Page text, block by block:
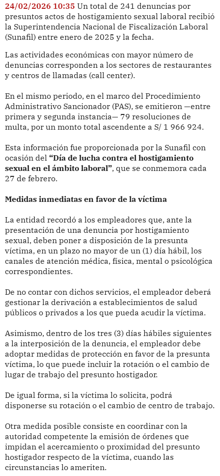
24/02/2026 10:35 Un total de 241 denuncias por
presuntos actos de hostigamiento sexual laboral recibió
la Superintendencia Nacional de Fiscalización Laboral
(Sunafil) entre enero de 2025 y la fecha.
Las actividades económicas con mayor número de
denuncias corresponden a los sectores de restaurantes
y centros de llamadas (call center).
En el mismo periodo, en el marco del Procedimiento
Administrativo Sancionador (PAS), se emitieron —entre
primera y segunda instancia— 79 resoluciones de
multa, por un monto total ascendente a S/ 1 966 924.
Esta información fue proporcionada por la Sunafil con
ocasión del“Día de lucha contra el hostigamiento
sexual en el ámbito laboral”, que se conmemora cada
27 de febrero.
Medidas inmediatas en favor de la víctima
La entidad recordó a los empleadores que, ante la
presentación de una denuncia por hostigamiento
sexual, deben poner a disposición de la presunta
víctima, en un plazo no mayor de un (1) día hábil, los
canales de atención médica, física, mental o psicológica
correspondientes.
De no contar con dichos servicios, el empleador deberá
gestionar la derivación a establecimientos de salud
públicos o privados a los que pueda acudir la víctima.
Asimismo, dentro de los tres (3) días hábiles siguientes
a la interposición de la denuncia, el empleador debe
adoptar medidas de protección en favor de la presunta
víctima, lo que puede incluir la rotación o el cambio de
lugar de trabajo del presunto hostigador.
De igual forma, si la víctima lo solicita, podrá
disponerse su rotación o el cambio de centro de trabajo.
Otra medida posible consiste en coordinar con la
autoridad competente la emisión de órdenes que
impidan el acercamiento o proximidad del presunto
hostigador respecto de la víctima, cuando las
circunstancias lo ameriten.